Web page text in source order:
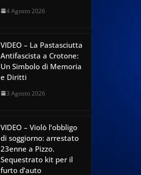
4 Agosto 2026
VIDEO – La Pastasciutta
Antifascista a Crotone:
Un Simbolo di Memoria
e Diritti
3 Agosto 2026
VIDEO – Violò l’obbligo
di soggiorno: arrestato
23enne a Pizzo.
Sequestrato kit per il
furto d’auto